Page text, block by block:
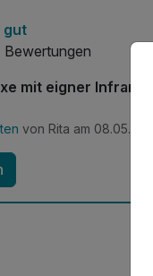
gut
Bewertungen
mit eigner
von Rita am 08.05.2026